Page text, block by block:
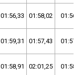
01:56,33 01:58,02
01:59,31 01:57,43
01:58,91 02:01,25